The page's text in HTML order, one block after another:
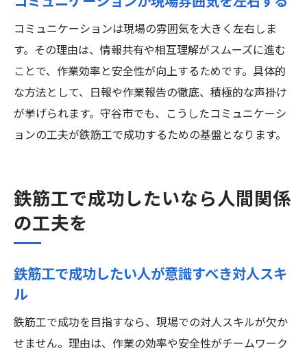
コミュニケーションは現場の雰囲気を大きく左右しま
す。その理由は、情報共有や相互理解がスムーズに進む
ことで、作業効率と安全性が向上するためです。具体的
な方法として、日報や作業報告の徹底、積極的な声掛け
が挙げられます。守谷市でも、こうしたコミュニケーシ
ョンの工夫が鉄筋工で成功するための基盤となります。
鉄筋工で成功したいなら人間関係
の工夫を
鉄筋工で成功したい人が意識すべき対人スキ
ル
鉄筋工で成功を目指すなら、現場での対人スキルが欠か
せません。理由は、作業の効率や安全性がチームワーク